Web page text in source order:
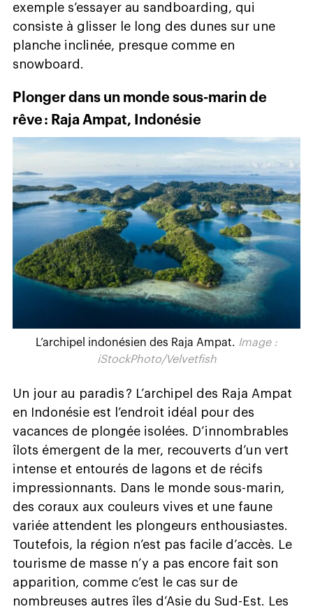
exemple s’essayer au sandboarding, qui
consiste à glisser le long des dunes sur une
planche inclinée, presque comme en
snowboard.
Plonger dans un monde sous-marin de
rêve : Raja Ampat, Indonésie
L’archipel indonésien des Raja Ampat. Image :
iStockPhoto/Velvetfish
Un jour au paradis ? L’archipel des Raja Ampat
en Indonésie est l’endroit idéal pour des
vacances de plongée isolées. D’innombrables
îlots émergent de la mer, recouverts d’un vert
intense et entourés de lagons et de récifs
impressionnants. Dans le monde sous-marin,
des coraux aux couleurs vives et une faune
variée attendent les plongeurs enthousiastes.
Toutefois, la région n’est pas facile d’accès. Le
tourisme de masse n’y a pas encore fait son
apparition, comme c’est le cas sur de
nombreuses autres îles d’Asie du Sud-Est. Les